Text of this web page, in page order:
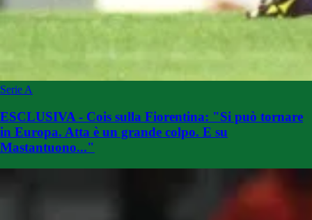
Serie A
ESCLUSIVA - Cois sulla Fiorentina: "Si può tornare
in Europa. Atta è un grande colpo. E su
Mastantuono..."